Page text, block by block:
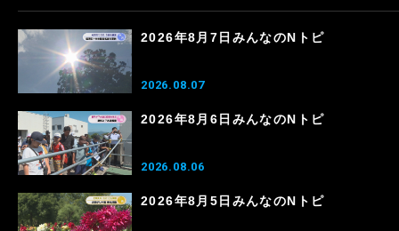
2026年8月7日みんなのNトピ
2026.08.07
2026年8月6日みんなのNトピ
2026.08.06
2026年8月5日みんなのNトピ